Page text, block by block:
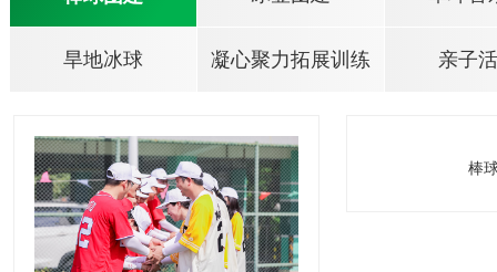
旱地冰球 凝心聚力拓展训练 亲子
棒